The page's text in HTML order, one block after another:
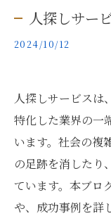
人探しサー
2024/10/12
人探しサービスは
特化した業界の一
います。社会の複
の足跡を消したり
ています。本ブロ
や、成功事例を詳